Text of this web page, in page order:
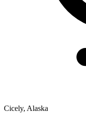
Cicely, Alaska